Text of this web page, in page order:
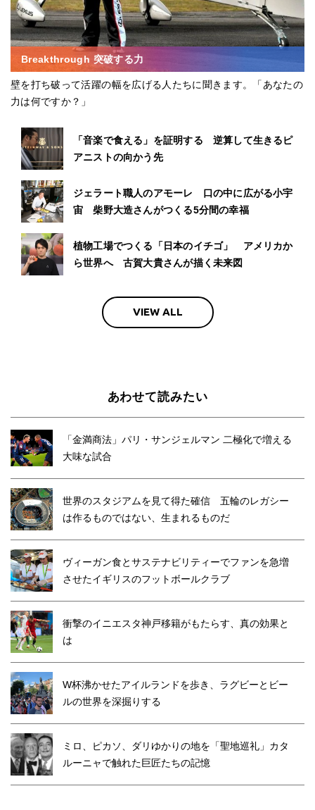
Breakthrough 突破する力
壁を打ち破って活躍の幅を広げる人たちに聞きます。「あなたの
力は何ですか？」
「音楽で食える」を証明する 逆算して生きるピ
アニストの向かう先
ジェラート職人のアモーレ 口の中に広がる小宇
宙 柴野大造さんがつくる5分間の幸福
植物工場でつくる「日本のイチゴ」 アメリカか
ら世界へ 古賀大貴さんが描く未来図
VIEW ALL
あわせて読みたい
「金満商法」パリ・サンジェルマン 二極化で増える
大味な試合
世界のスタジアムを見て得た確信 五輪のレガシー
は作るものではない、生まれるものだ
ヴィーガン食とサステナビリティーでファンを急増
させたイギリスのフットボールクラブ
衝撃のイニエスタ神戸移籍がもたらす、真の効果と
は
W杯沸かせたアイルランドを歩き、ラグビーとビー
ルの世界を深掘りする
ミロ、ピカソ、ダリゆかりの地を「聖地巡礼」カタ
ルーニャで触れた巨匠たちの記憶